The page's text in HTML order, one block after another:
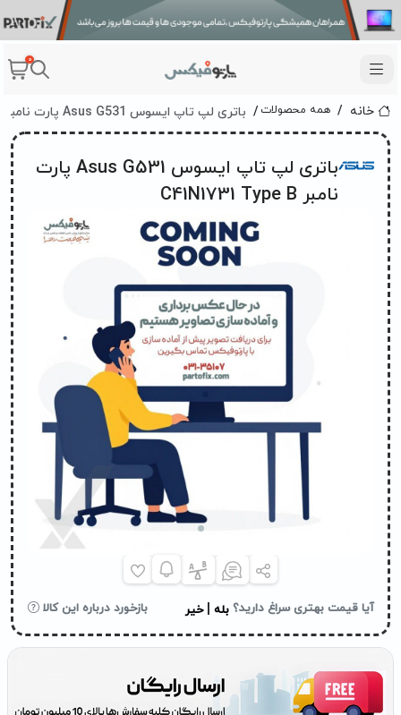
0
خانه همه محصولات باتری لپ تاپ ایسوس Asus G531 پارت نامبر C41N1731 Type B
باتری لپ تاپ ایسوس Asus G531 پارت
نامبر C41N1731 Type B
آیا قیمت بهتری سراغ دارید؟ بله خیر بازخورد درباره این کالا